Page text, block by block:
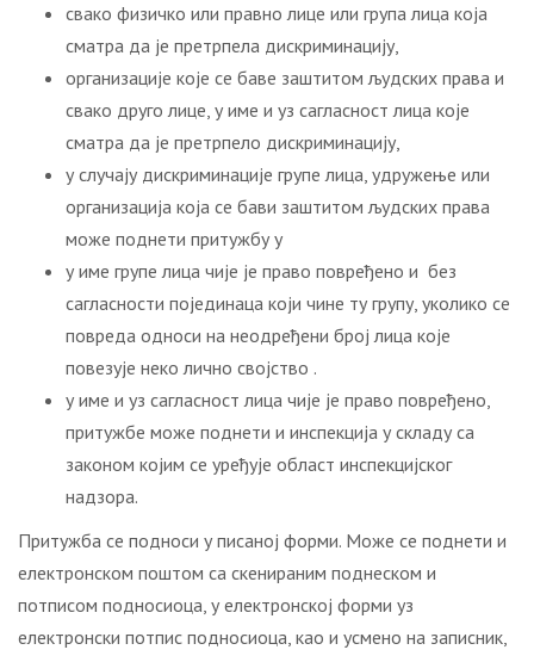
свако физичко или правно лице или група лица која
сматра да је претрпела дискриминацију,
организације које се баве заштитом људских права и
свако друго лице, у име и уз сагласност лица које
сматра да је претрпело дискриминацију,
у случају дискриминације групе лица, удружење или
организација која се бави заштитом људских права
може поднети притужбу у
у име групе лица чије је право повређено и без
сагласности појединаца који чине ту групу, уколико се
повреда односи на неодређени број лица које
повезује неко лично својство .
у име и уз сагласност лица чије је право повређено,
притужбе може поднети и инспекција у складу са
законом којим се уређује област инспекцијског
надзора.
Притужба се подноси у писаној форми. Може се поднети и
електронском поштом са скенираним поднеском и
потписом подносиоца, у електронској форми уз
електронски потпис подносиоца, као и усмено на записник,